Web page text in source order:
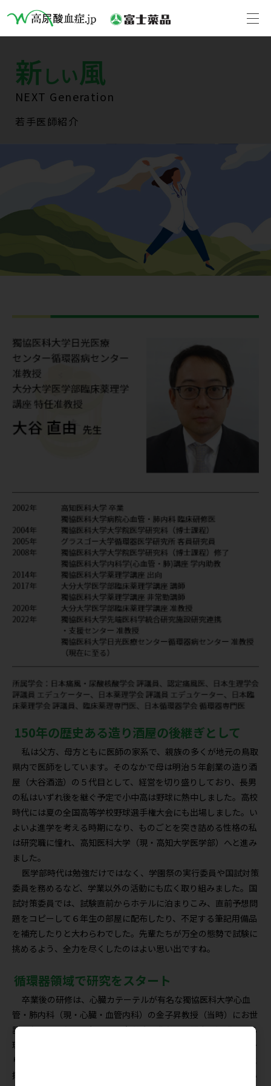
新 しい風
NEXT Generation
若手医師紹介
150年の歴史ある造り酒屋の後継ぎとして
私は父方、母方ともに医師の家系で、親族の多くが地元の鳥取
県内で医師をしています。そのなかで母は明治５年創業の造り酒
屋（大谷酒造）の５代目として、経営を切り盛りしており、長男
の私はいずれ後を継ぐ予定で小中高は野球に熱中しました。高校
時代には夏の全国高等学校野球選手権大会にも出場しました。い
よいよ進学を考える時期になり、ものごとを突き詰める性格の私
は研究職に憧れ、高知医科大学（現・高知大学医学部）へと進み
ました。
医学部時代は勉強だけではなく、学園祭の実行委員や国試対策
委員を務めるなど、学業以外の活動にも広く取り組みました。国
試対策委員では、試験直前からホテルに泊まりこみ、直前予想問
題をコピーして６年生の部屋に配布したり、不足する筆記用備品
を補充したりと大わらわでした。先輩たちが万全の態勢で試験に
挑めるよう、全力を尽くしたのはよい思い出ですね。
循環器領域で研究をスタート
卒業後の研修は、心臓カテーテルが有名な獨協医科大学心血
管・肺内科（現・心臓・血管内科）の金子昇教授（当時）にお世
話になりました。３年目から大学院に進学し、研究に没頭できる
環境となって嬉しかったですね。当時、薬の研究でネズミとばか
り接していたため教授からは「君はネズミの医者になるのか」と
揶揄され、「はい、そのつもりです」と即答したことを覚えてい